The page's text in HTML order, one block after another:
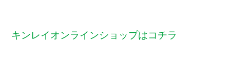
キンレイオンラインショップはコチラ